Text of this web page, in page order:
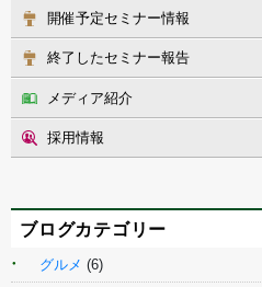
開催予定セミナー情報
終了したセミナー報告
メディア紹介
採用情報
ブログカテゴリー
グルメ (6)